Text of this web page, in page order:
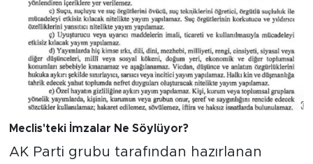
Meclis'teki İmzalar Ne Söylüyor?
AK Parti grubu tarafından hazırlanan